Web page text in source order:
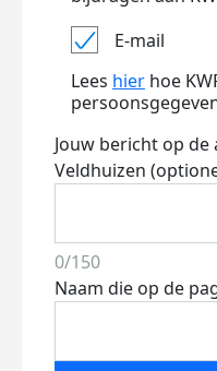
E-mail
Lees hier hoe
Jouw bericht op de
Veldhuizen
0/150
Naam die op de